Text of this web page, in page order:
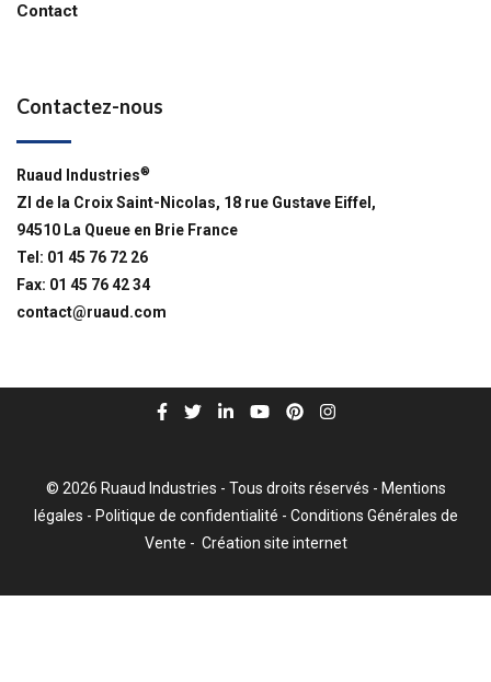
Contact
Contactez-nous
Ruaud Industries®
ZI de la Croix Saint-Nicolas, 18 rue Gustave Eiffel,
94510 La Queue en Brie France
Tel: 01 45 76 72 26
Fax: 01 45 76 42 34
contact@ruaud.com
© 2026 Ruaud Industries - Tous droits réservés - Mentions
légales - Politique de confidentialité - Conditions Générales de
Vente - Création site internet